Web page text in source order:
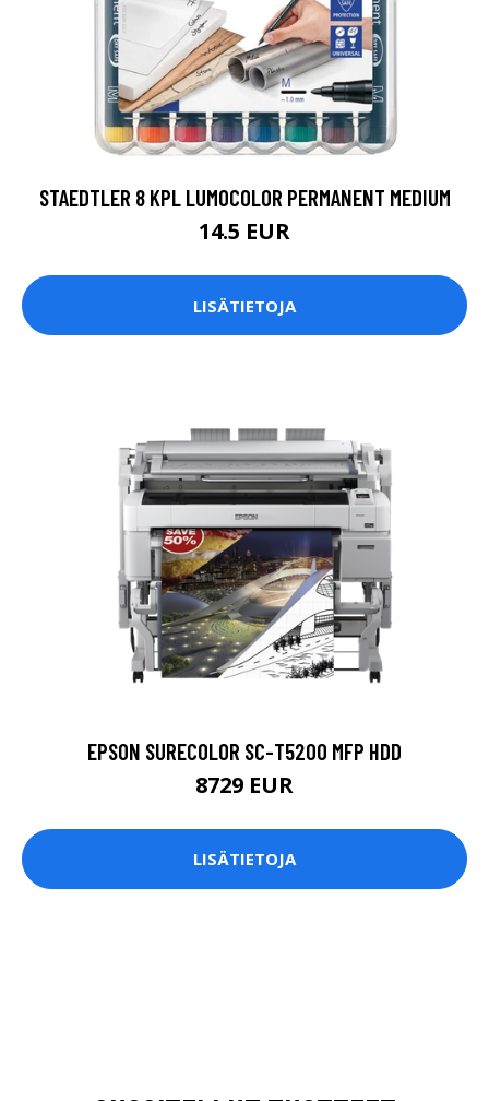
STAEDTLER 8 KPL LUMOCOLOR PERMANENT MEDIUM
14.5 EUR
LISÄTIETOJA
EPSON SURECOLOR SC-T5200 MFP HDD
8729 EUR
LISÄTIETOJA